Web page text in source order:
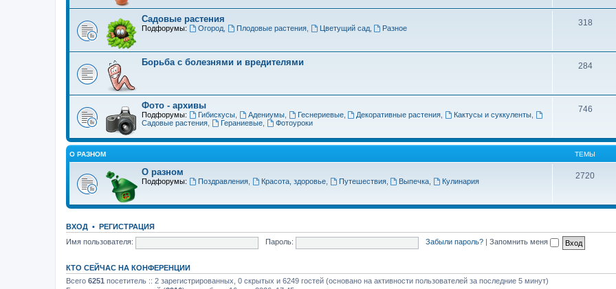
Садовые растения
Подфорумы: Огород, Плодовые растения, Цветущий сад, Разное
318
Борьба с болезнями и вредителями 284
Фото - архивы
Подфорумы: Гибискусы, Адениумы, Геснериевые, Декоративные растения Кактусы и суккуленты
Садовые растения
Гераниевые, Фотоуроки
746
О РАЗНОМ ТЕМЫ
О разном
Подфорумы: Поздравления, Красота, здоровье, Путешествия, Выпечка Кулинария
2720
ВХОД • РЕГИСТРАЦИЯ
Имя пользователя:
Пароль: Забыли пароль? Запомнить меня
КТО СЕЙЧАС НА КОНФЕРЕНЦИИ
Всего 6251 посетитель :: 2 зарегистрированных, 0 скрытых и 6249 гостей (основано на активности пользователей за последние 5 минут)